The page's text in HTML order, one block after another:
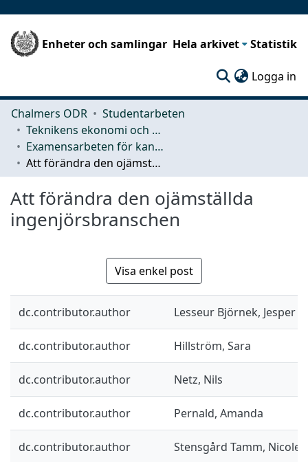
Enheter och samlingar Hela arkivet Statistik
Logga in
Chalmers ODR
Studentarbeten
Teknikens ekonomi och organisation
Examensarbeten för kandidatexamen
Att förändra den ojämställda ingenjörsbranschen
Att förändra den ojämställda
ingenjörsbranschen
Visa enkel post
dc.contributor.author Lesseur Björnek, Jesper
dc.contributor.author Hillström, Sara
dc.contributor.author Netz, Nils
dc.contributor.author Pernald, Amanda
dc.contributor.author Stensgård Tamm, Nicole